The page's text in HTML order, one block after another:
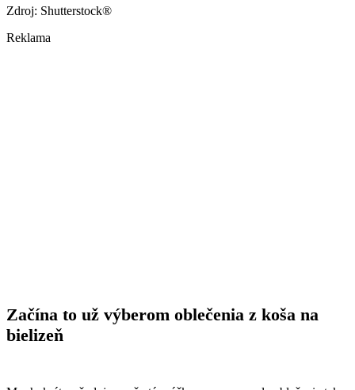
Zdroj: Shutterstock®
Reklama
Začína to už výberom oblečenia z koša na
bielizeň